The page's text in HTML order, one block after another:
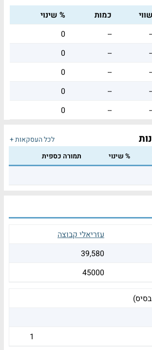
שווי כמות
% שינוי
--
0
--
0
--
0
--
0
--
0
לכל העסקאות +
% שינוי
תמורה כספית
עזריאלי קבוצה
39,580
45000
1